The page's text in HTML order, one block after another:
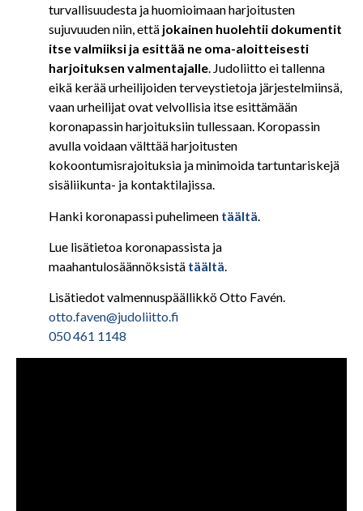
turvallisuudesta ja huomioimaan harjoitusten
sujuvuuden niin, että jokainen huolehtii dokumentit
itse valmiiksi ja esittää ne oma-aloitteisesti
harjoituksen valmentajalle. Judoliitto ei tallenna
eikä kerää urheilijoiden terveystietoja järjestelmiinsä,
vaan urheilijat ovat velvollisia itse esittämään
koronapassin harjoituksiin tullessaan. Koropassin
avulla voidaan välttää harjoitusten
kokoontumisrajoituksia ja minimoida tartuntariskejä
sisäliikunta- ja kontaktilajissa.
Hanki koronapassi puhelimeen täältä
Lue lisätietoa koronapassista ja
maahantulosäännöksistä täältä.
Lisätiedot valmennuspäällikkö Otto Favén.
otto.faven@judoliitto.fi
050 461 1148